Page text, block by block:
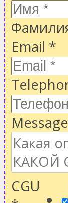
Email *
Message
CGU